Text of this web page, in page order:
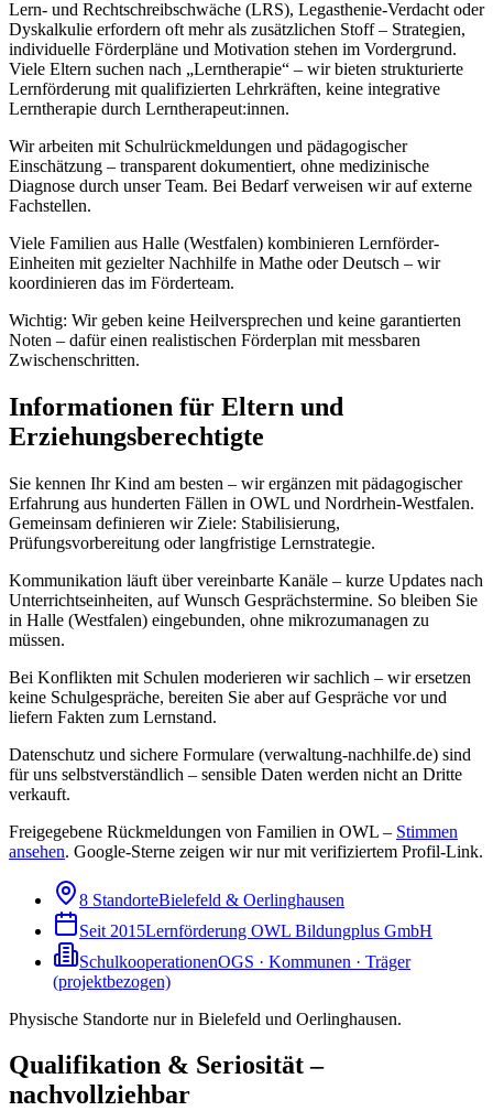
Lern- und Rechtschreibschwäche (LRS), Legasthenie-Verdacht oder
Dyskalkulie erfordern oft mehr als zusätzlichen Stoff – Strategien,
individuelle Förderpläne und Motivation stehen im Vordergrund.
Viele Eltern suchen nach „Lerntherapie“ – wir bieten strukturierte
Lernförderung mit qualifizierten Lehrkräften, keine integrative
Lerntherapie durch Lerntherapeut:innen.
Wir arbeiten mit Schulrückmeldungen und pädagogischer
Einschätzung – transparent dokumentiert, ohne medizinische
Diagnose durch unser Team. Bei Bedarf verweisen wir auf externe
Fachstellen.
Viele Familien aus Halle (Westfalen) kombinieren Lernförder-
Einheiten mit gezielter Nachhilfe in Mathe oder Deutsch – wir
koordinieren das im Förderteam.
Wichtig: Wir geben keine Heilversprechen und keine garantierten
Noten – dafür einen realistischen Förderplan mit messbaren
Zwischenschritten.
Informationen für Eltern und
Erziehungsberechtigte
Sie kennen Ihr Kind am besten – wir ergänzen mit pädagogischer
Erfahrung aus hunderten Fällen in OWL und Nordrhein-Westfalen.
Gemeinsam definieren wir Ziele: Stabilisierung,
Prüfungsvorbereitung oder langfristige Lernstrategie.
Kommunikation läuft über vereinbarte Kanäle – kurze Updates nach
Unterrichtseinheiten, auf Wunsch Gesprächstermine. So bleiben Sie
in Halle (Westfalen) eingebunden, ohne mikrozumanagen zu
müssen.
Bei Konflikten mit Schulen moderieren wir sachlich – wir ersetzen
keine Schulgespräche, bereiten Sie aber auf Gespräche vor und
liefern Fakten zum Lernstand.
Datenschutz und sichere Formulare (verwaltung-nachhilfe.de) sind
für uns selbstverständlich – sensible Daten werden nicht an Dritte
verkauft.
Freigegebene Rückmeldungen von Familien in OWL – Stimmen
ansehen. Google-Sterne zeigen wir nur mit verifiziertem Profil-Link.
8 StandorteBielefeld & Oerlinghausen
Seit 2015Lernförderung OWL Bildungplus GmbH
SchulkooperationenOGS · Kommunen · Träger
(projektbezogen)
Physische Standorte nur in Bielefeld und Oerlinghausen.
Qualifikation & Seriosität –
nachvollziehbar